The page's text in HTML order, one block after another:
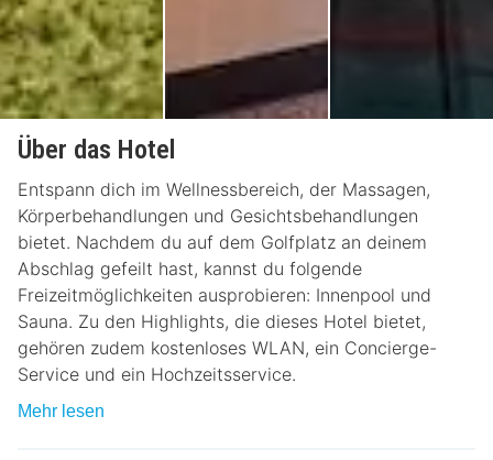
Über das Hotel
Entspann dich im Wellnessbereich, der Massagen,
Körperbehandlungen und Gesichtsbehandlungen
bietet. Nachdem du auf dem Golfplatz an deinem
Abschlag gefeilt hast, kannst du folgende
Freizeitmöglichkeiten ausprobieren: Innenpool und
Sauna. Zu den Highlights, die dieses Hotel bietet,
gehören zudem kostenloses WLAN, ein Concierge-
Service und ein Hochzeitsservice.
Mehr lesen